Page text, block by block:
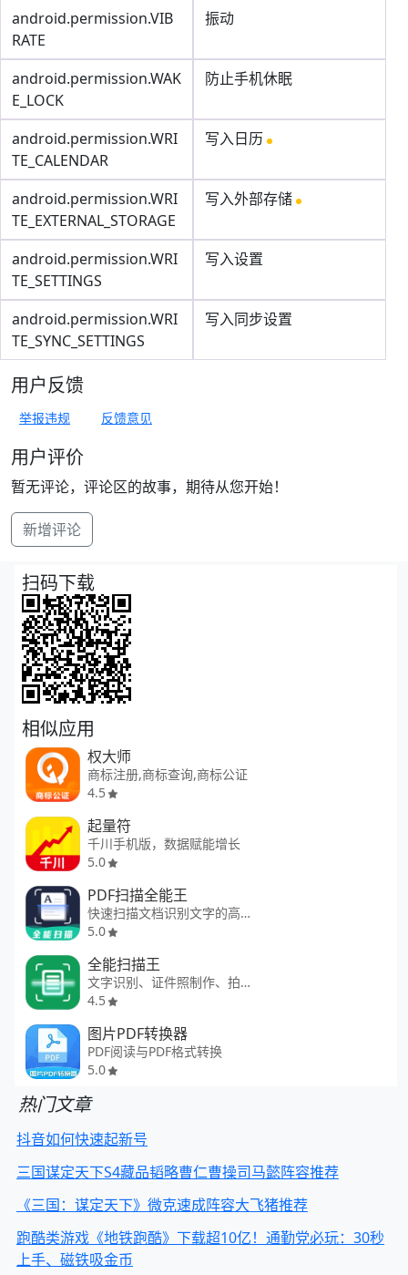
android.permission.VIB
RATE
振动
android.permission.WAK
E_LOCK
防止手机休眠
android.permission.WRI
TE_CALENDAR
写入日历
android.permission.WRI
TE_EXTERNAL_STORAGE
写入外部存储
android.permission.WRI
TE_SETTINGS
写入设置
android.permission.WRI
TE_SYNC_SETTINGS
写入同步设置
用户反馈
举报违规 反馈意见
用户评价
暂无评论，评论区的故事，期待从您开始！
新增评论
扫码下载
相似应用
权大师
商标注册,商标查询,商标公证
4.5
起量符
千川手机版，数据赋能增长
5.0
PDF扫描全能王
快速扫描文档识别文字的高效软件
5.0
全能扫描王
文字识别、证件照制作、拍照翻译
4.5
图片PDF转换器
PDF阅读与PDF格式转换
5.0
热门文章
抖音如何快速起新号
三国谋定天下S4藏品韬略曹仁曹操司马懿阵容推荐
《三国：谋定天下》微克速成阵容大飞猪推荐
跑酷类游戏《地铁跑酷》下载超10亿！通勤党必玩：30秒
上手、磁铁吸金币